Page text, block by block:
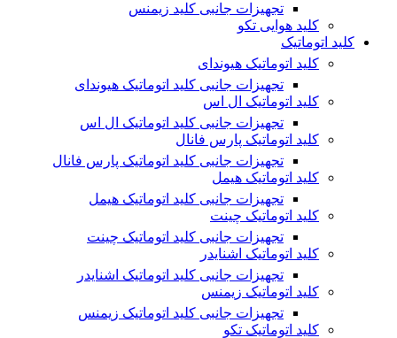
تجهیزات جانبی کلید زیمنس
کلید هوایی تکو
کلید اتوماتیک
کلید اتوماتیک هیوندای
تجهیزات جانبی کلید اتوماتیک هیوندای
کلید اتوماتیک ال اس
تجهیزات جانبی کلید اتوماتیک ال اس
کلید اتوماتیک پارس فانال
تجهیزات جانبی کلید اتوماتیک پارس فانال
کلید اتوماتیک هیمل
تجهیزات جانبی کلید اتوماتیک هیمل
کلید اتوماتیک چینت
تجهیزات جانبی کلید اتوماتیک چینت
کلید اتوماتیک اشنایدر
تجهیزات جانبی کلید اتوماتیک اشنایدر
کلید اتوماتیک زیمنس
تجهیزات جانبی کلید اتوماتیک زیمنس
کلید اتوماتیک تکو